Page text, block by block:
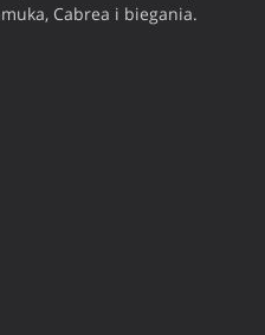
Cabrea i biegania.